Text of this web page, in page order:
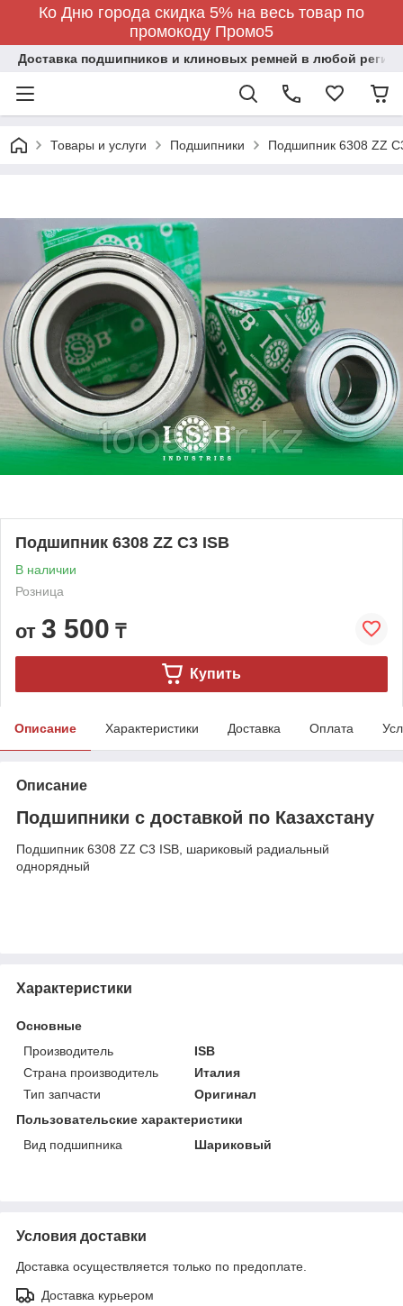
Ко Дню города скидка 5% на весь товар по
промокоду Промо5
Доставка подшипников и клиновых ремней в любой регион
Товары и услуги Подшипники Подшипник 6308 ZZ
Подшипник 6308 ZZ C3 ISB
В наличии
Розница
от 3 500 ₸
Купить
Описание Характеристики Доставка Оплата
Описание
Подшипники с доставкой по Казахстану
Подшипник 6308 ZZ C3 ISB, шариковый радиальный
однорядный
Характеристики
Основные
Производитель
ISB
Страна производитель
Италия
Тип запчасти
Оригинал
Пользовательские характеристики
Вид подшипника
Шариковый
Условия доставки
Доставка осуществляется только по предоплате.
Доставка курьером